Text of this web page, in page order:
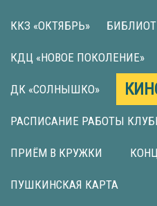
ККЗ «ОКТЯБРЬ»
КДЦ «НОВОЕ ПОКОЛЕНИЕ»
ДК «СОЛНЫШКО»
РАСПИСАНИЕ РАБОТЫ
ПРИЁМ В КРУЖКИ
ПУШКИНСКАЯ КАРТА